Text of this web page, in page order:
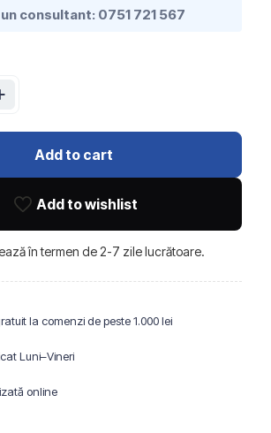
este:
un consultant: 0751 721 567
Add to cart
în termen de 2-7 zile lucrătoare.
Add to wishlist
la comenzi de peste 1.000 lei
Luni–Vineri
online